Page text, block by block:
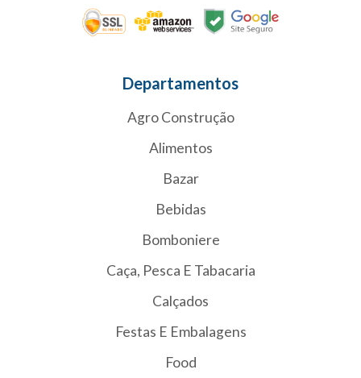
Departamentos
Agro Construção
Alimentos
Bazar
Bebidas
Bomboniere
Caça, Pesca E Tabacaria
Calçados
Festas E Embalagens
Food